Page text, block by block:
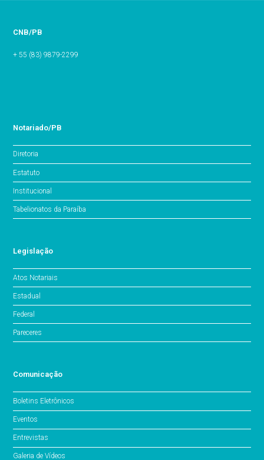
CNB/PB
+ 55 (83) 9879-2299
Notariado/PB
Diretoria
Estatuto
Institucional
Tabelionatos da Paraíba
Legislação
Atos Notariais
Estadual
Federal
Pareceres
Comunicação
Boletins Eletrônicos
Eventos
Entrevistas
Galeria de Vídeos